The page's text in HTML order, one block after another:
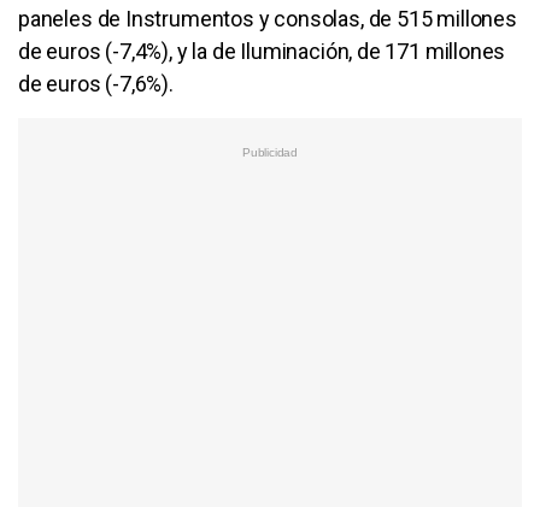
paneles de Instrumentos y consolas, de 515 millones
de euros (-7,4%), y la de Iluminación, de 171 millones
de euros (-7,6%).